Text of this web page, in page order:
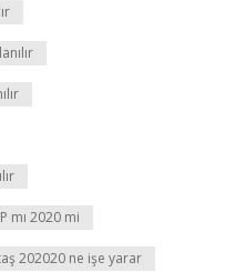
mı 2020 mi
202020 ne işe yarar